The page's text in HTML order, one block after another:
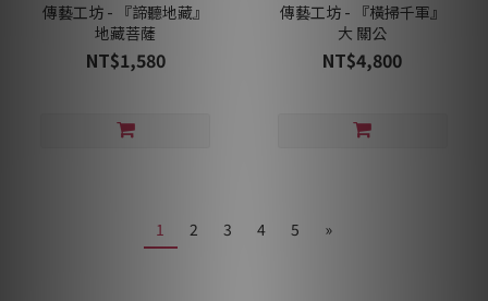
傳藝工坊 - 『諦聽地藏』
地藏菩薩
NT$1,580
傳藝工坊 - 『橫掃千軍』
大 關公
NT$4,800
1 2 3 4 5 »